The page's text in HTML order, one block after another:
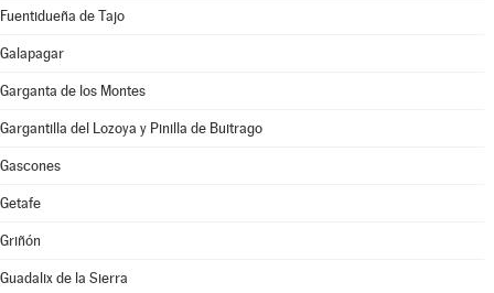
Fuentidueña de Tajo
Galapagar
Garganta de los Montes
Gargantilla del Lozoya y Pinilla de Buitrago
Gascones
Getafe
Griñón
Guadalix de la Sierra